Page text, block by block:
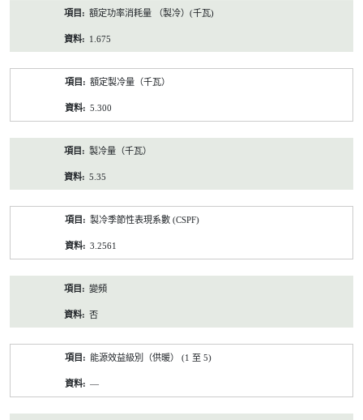
額定功率消耗量 （製冷）(千瓦)
1.675
額定製冷量（千瓦）
5.300
製冷量（千瓦）
5.35
製冷季節性表現系數 (CSPF)
3.2561
變頻
否
能源效益級別（供暖） (1 至 5)
—